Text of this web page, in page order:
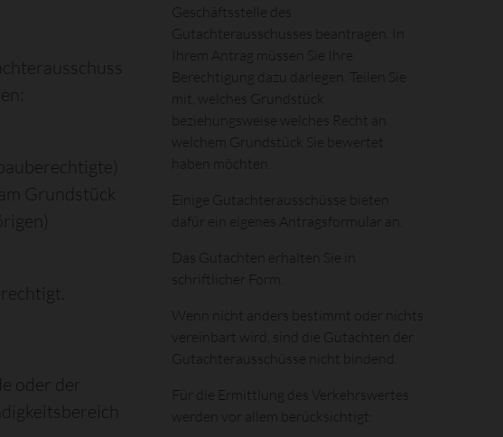
Grundstück
oder der
Geschäftsstelle des
Gutachterausschusses beantragen. In
Ihrem Antrag müssen Sie Ihre
Berechtigung dazu darlegen. Teilen Sie
mit, welches Grundstück
beziehungsweise welches Recht an
welchem Grundstück Sie bewertet
haben möchten.
Einige Gutachterausschüsse bieten
dafür ein eigenes Antragsformular an.
Das Gutachten erhalten Sie in
schriftlicher Form.
Wenn nicht anders bestimmt oder nichts
vereinbart wird, sind die Gutachten der
Gutachterausschüsse nicht bindend.
Für die Ermittlung des Verkehrswertes
werden vor allem berücksichtigt: